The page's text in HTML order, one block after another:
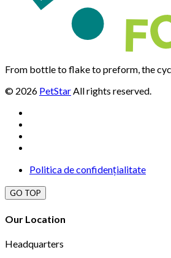
From bottle to flake to preform, the
© 2026 PetStarAll rights reserved.
Politica de confidențialitate
GO TOP
Our Location
Headquarters